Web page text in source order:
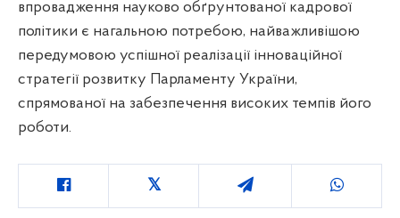
впровадження науково обґрунтованої кадрової
політики є нагальною потребою, найважливішою
передумовою успішної реалізації інноваційної
стратегії розвитку Парламенту України,
спрямованої на забезпечення високих темпів його
роботи.